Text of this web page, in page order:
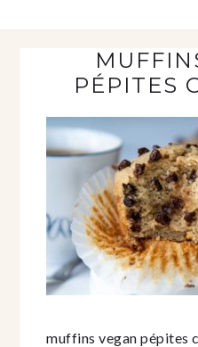
PÉPITES
muffins vegan pépites